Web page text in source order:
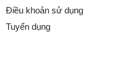
Điều khoản sử dụng
Tuyển dụng